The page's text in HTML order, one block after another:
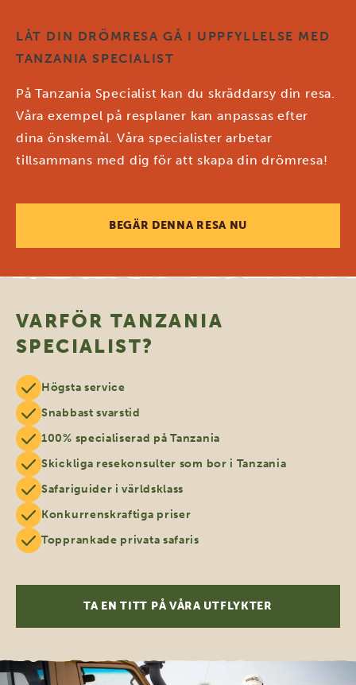
LÅT DIN DRÖMRESA GÅ I UPPFYLLELSE MED
TANZANIA SPECIALIST
På Tanzania Specialist kan du skräddarsy din resa.
Våra exempel på resplaner kan anpassas efter
dina önskemål. Våra specialister arbetar
tillsammans med dig för att skapa din drömresa!
BEGÄR DENNA RESA NU
VARFÖR TANZANIA
SPECIALIST?
Högsta service
Snabbast svarstid
100% specialiserad på Tanzania
Skickliga resekonsulter som bor i Tanzania
Safariguider i världsklass
Konkurrenskraftiga priser
Topprankade privata safaris
TA EN TITT PÅ VÅRA UTFLYKTER